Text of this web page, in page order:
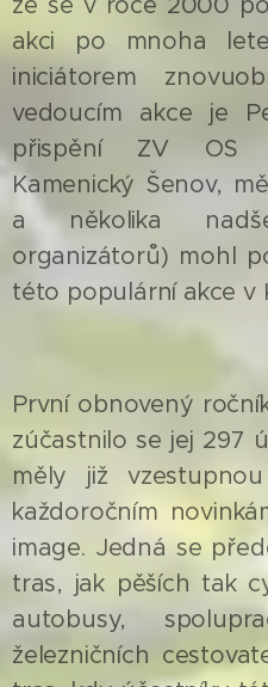
akci po mnoha
iniciátorem
vedoucím akce je
přispění ZV OS
Kamenický Šenov,
a několika
organizátorů) mohl
této populární akce v
První obnovený
zúčastnilo se jej 297
měly již
každoročním
image. Jedná se
tras, jak pěších tak
autobusy,
železničních